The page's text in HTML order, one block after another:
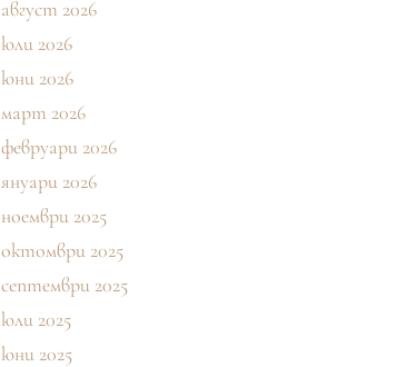
август 2026
юли 2026
юни 2026
март 2026
февруари 2026
януари 2026
ноември 2025
октомври 2025
септември 2025
юли 2025
юни 2025